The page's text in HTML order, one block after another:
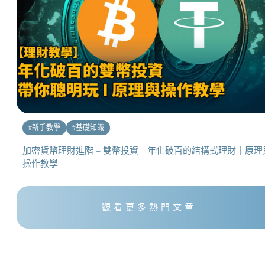
#新手教學 #基礎知識
加密貨幣理財進階 – 雙幣投資｜年化破百的結構式理財｜原理
操作教學
觀看更多熱門文章